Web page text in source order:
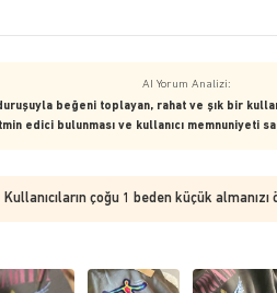
AI Yorum Analizi:
beğeni toplayan, rahat ve şık bir
edici bulunması ve kullanıcı memnuniyeti
Kullanıcıların çoğu 1 beden küçük almanızı